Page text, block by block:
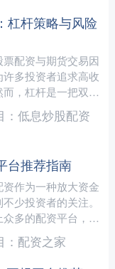
杠杆策略与风险
配资与期货交易因
多投资者追求高收
，杠杆是一把双刃
也会加剧亏损。本
资期货....
低息炒股配资
台推荐指南
作为一种放大资金
少投资者的关注。
多的配资平台，如
全、透明的券商平
考虑的....
配资之家